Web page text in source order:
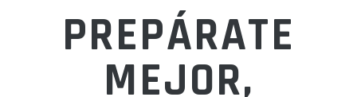
PREPÁRATE
MEJOR,